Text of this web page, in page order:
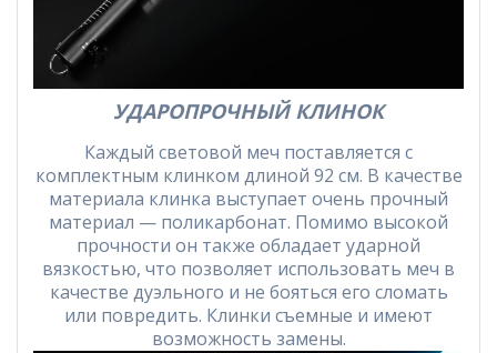
УДАРОПРОЧНЫЙ КЛИНОК
Каждый световой меч поставляется с
комплектным клинком длиной 92 см. В качестве
материала клинка выступает очень прочный
материал — поликарбонат. Помимо высокой
прочности он также обладает ударной
вязкостью, что позволяет использовать меч в
качестве дуэльного и не бояться его сломать
или повредить. Клинки съемные и имеют
возможность замены.